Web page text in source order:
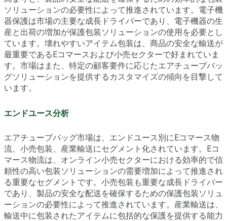
ソリューションの必要性によって推進されています。電子機
器保護は市場の主要な成長ドライバーであり、電子機器の生
産と出荷の増加が保護包装ソリューションの使用を必要とし
ています。壊れやすいアイテム包装は、商品の安全な輸送が
最重要であるEコマースおよび小売セクターで好まれていま
す。市場はまた、特定の顧客要件に応じたエアチューブバッ
グソリューションを提供するカスタマイズの傾向を目撃して
います。
エンドユース分析
エアチューブバッグ市場は、エンドユース別にEコマース物
流、小売包装、産業輸送にセグメント化されています。Eコ
マース物流は、オンライン小売セクターにおける効率的で信
頼性の高い包装ソリューションの需要増加によって推進され
る重要なセグメントです。小売包装も重要な成長ドライバー
であり、製品の安全な配送を確保するための保護包装ソリュ
ーションの必要性によって推進されています。産業輸送は、
輸送中に包装されたアイテムに包括的な保護を提供する能力